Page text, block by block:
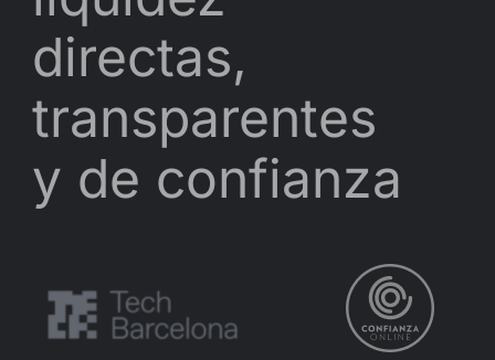
directas,
transparentes
y de confianza